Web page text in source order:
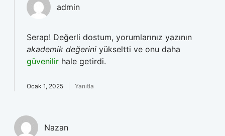
admin
Serap! Değerli dostum, yorumlarınız yazının
akademik değerini yükseltti ve onu daha
güvenilir hale getirdi.
Ocak 1, 2025 Yanıtla
Nazan